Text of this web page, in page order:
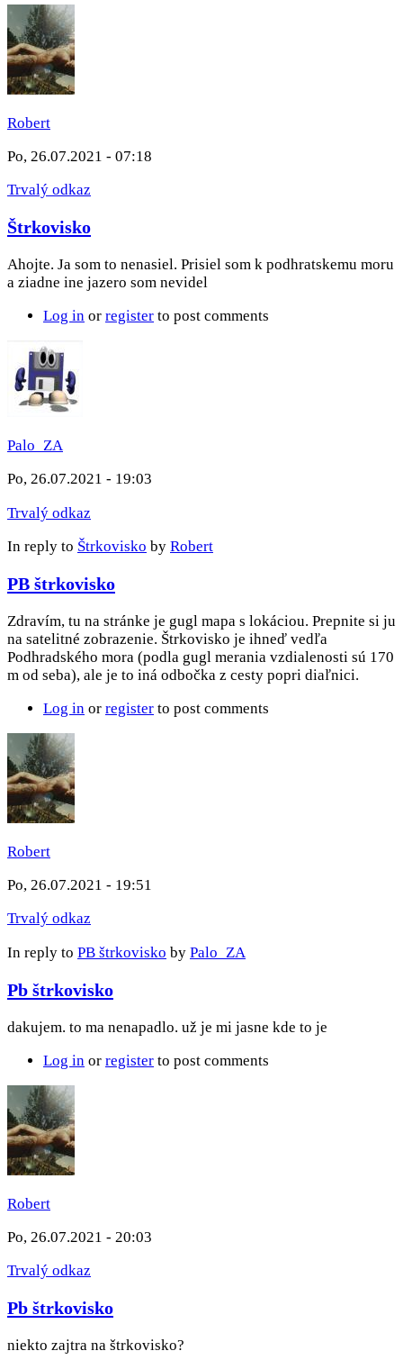
Robert
Po, 26.07.2021 - 07:18
Trvalý odkaz
Štrkovisko
Ahojte. Ja som to nenasiel. Prisiel som k podhratskemu moru
a ziadne ine jazero som nevidel
Log in or register to post comments
Palo_ZA
Po, 26.07.2021 - 19:03
Trvalý odkaz
In reply to Štrkovisko by Robert
PB štrkovisko
Zdravím, tu na stránke je gugl mapa s lokáciou. Prepnite si ju
na satelitné zobrazenie. Štrkovisko je ihneď vedľa
Podhradského mora (podla gugl merania vzdialenosti sú 170
m od seba), ale je to iná odbočka z cesty popri diaľnici.
Log in or register to post comments
Robert
Po, 26.07.2021 - 19:51
Trvalý odkaz
In reply to PB štrkovisko by Palo_ZA
Pb štrkovisko
dakujem. to ma nenapadlo. už je mi jasne kde to je
Log in or register to post comments
Robert
Po, 26.07.2021 - 20:03
Trvalý odkaz
Pb štrkovisko
niekto zajtra na štrkovisko?